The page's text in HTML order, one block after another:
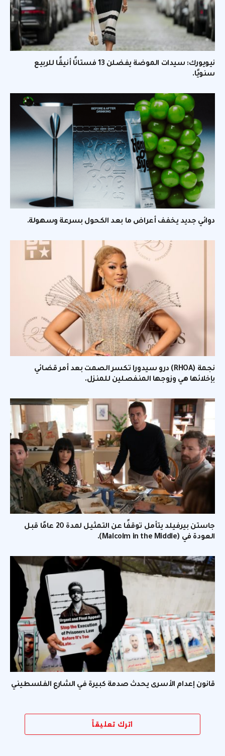
نيويورك: سيدات الموضة يفضلن 13 فستانًا أنيقًا للربيع
سنويًا.
دوائي جديد يخفف أعراض ما بعد الكحول بسرعة وسهولة.
نجمة (RHOA) درو سيدورا تكسر الصمت بعد أمر قضائي
بإخلائها هي وزوجها المنفصلين للمنزل.
جاستن بيرفيلد يتأمل توقفًا عن التمثيل لمدة 20 عامًا قبل
العودة في (Malcolm in the Middle).
قانون إعدام الأسرى يحدث صدمة كبيرة في الشارع الفلسطيني
اترك تعليقاً